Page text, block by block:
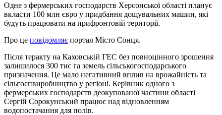
Одне з фермерських господарств Херсонської області планує
вкласти 100 млн євро у придбання дощувальних машин, які
будуть працювати на прифронтовій території.
Про це повідомляє портал Місто Сонця.
Після теракту на Каховській ГЕС без повноцінного зрошення
залишилося 300 тис га земель сільськогосподарського
призначення. Це мало негативний вплив на врожайність та
сільгоспвиробництво у регіоні. Керівник одного з
фермерських господарств деокупованої частини області
Сергій Сорокунський працює над відновленням
водопостачання для полів.